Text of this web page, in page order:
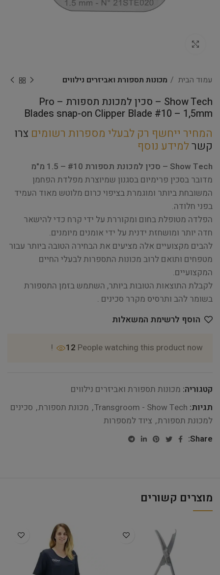
עמוד הבית מכונות תספורת ואביזרים נילווים
Show Tech – סכין למכונת תספורת – Pro
Blades snap-on Clipper Blade #10 – 1,5mm
המחיר ייחשף רק לבעלי מספרות רשומים צרו
קשרלמידע נוסף
Show Tech – סכין למכונת תספורת #10 – 1.5 מ"מ
מדובר בסכין פרימיום בסגנון שמיוצרת מפלדת הפחמן
המשובחת ביותר ומוגמרת בציפוי כרום מלוטש מאוד העמיד
בפני חלודה.
הפלדה מטופלת בחום ומקוררת על ידי קרח כדי להישאר
חדה יותר ומושחזת ידנית על ידי אומנים מיומנים.
להבים מקצועיים אלה מציעים את הבחירה הטובה ביותר עבור
מטפחים ותואם לרוב מכונות התספרות לבעלי החיים
המקצועיים.
לקבלת התוצאות הטובות ביותר, השתמש בזמן התספורת
בשומר להב ותרסיס מקרר סכינים .
הוסף לרשימת המשאלות
12 People watching this product now!
קטגוריה: מכונות תספורת ואביזרים נילווים
תגיות: Transgroom - Show Tech
, מכונת תספורת, סכינים
למכונת תספורת, ציוד למספרות
Share:
מוצרים קשורים